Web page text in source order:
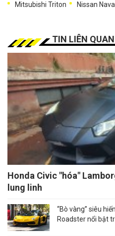
Mitsubishi Triton Nissan
TIN LIÊN QUAN
Honda Civic "hóa"
lung linh
“Bò vàng” siêu
Roadster nổi bật